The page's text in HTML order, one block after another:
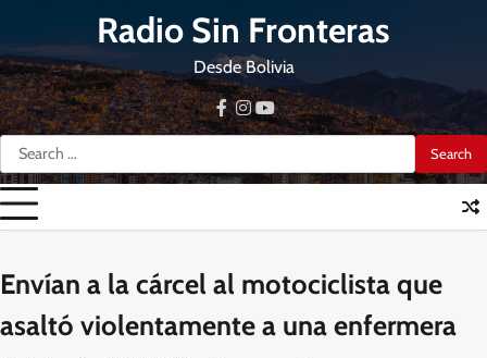
content
Radio Sin Fronteras
Desde Bolivia
Search
for:
facebook
instagram
youtube
Envían a la cárcel al motociclista que
asaltó violentamente a una enfermera